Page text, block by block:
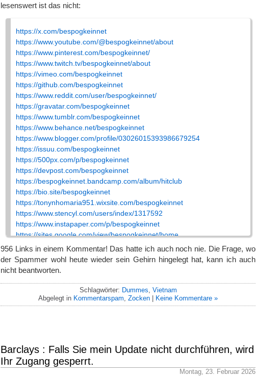
lesenswert ist das nicht:
https://x.com/bespogkeinnet
https://www.youtube.com/@bespogkeinnet/about
https://www.pinterest.com/bespogkeinnet/
https://www.twitch.tv/bespogkeinnet/about
https://vimeo.com/bespogkeinnet
https://github.com/bespogkeinnet
https://www.reddit.com/user/bespogkeinnet/
https://gravatar.com/bespogkeinnet
https://www.tumblr.com/bespogkeinnet
https://www.behance.net/bespogkeinnet
https://www.blogger.com/profile/03026015393986679254
https://issuu.com/bespogkeinnet
https://500px.com/p/bespogkeinnet
https://devpost.com/bespogkeinnet
https://bespogkeinnet.bandcamp.com/album/hitclub
https://bio.site/bespogkeinnet
https://tonynhomaria951.wixsite.com/bespogkeinnet
https://www.stencyl.com/users/index/1317592
https://www.instapaper.com/p/bespogkeinnet
https://sites.google.com/view/bespogkeinnet/home
https://disqus.com/by/bespogkeinnet/about/
https://www.goodreads.com/user/show/200572133-bespogkeinnet
https://pixabay.com/es/users/bespogkeinnet-55570929/
https://beacons.ai/bespogkeinnet
https://bespogkeinnet.blogspot.com/2026/04/cong-game-hitclub.html
https://telegra.ph/bespogkeinnet-04-24
https://leetcode.com/u/bespogkeinnet/
https://www.walkscore.com/people/732272532957/bespogkeinnet
956 Links in einem Kommentar! Das hatte ich auch noch nie. Die Frage, wo
der Spammer wohl heute wieder sein Gehirn hingelegt hat, kann ich auch
nicht beantworten.
Schlagwörter: Dummes, Vietnam
Abgelegt in Kommentarspam, Zocken Keine Kommentare »
Barclays : Falls Sie mein Update nicht durchführen, wird
Ihr Zugang gesperrt.
Montag, 23. Februar 2026